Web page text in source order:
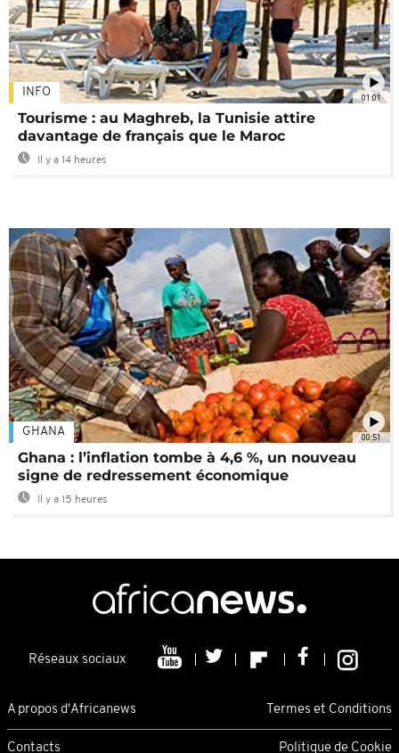
01:01
INFO
Tourisme : au Maghreb, la Tunisie attire
davantage de français que le Maroc
Il y a 14 heures
00:51
GHANA
Ghana : l’inflation tombe à 4,6 %, un nouveau
signe de redressement économique
Il y a 15 heures
Réseaux sociaux
A propos d'Africanews Termes et Conditions
Contacts Politique de Cookie